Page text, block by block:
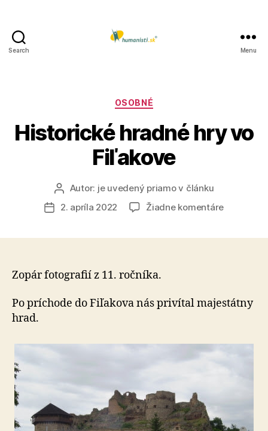
Search Menu
Kategórie
OSOBNÉ
Historické hradné hry vo
Fiľakove
Autor
článku
Autor: je uvedený priamo v článku
Dátum
2. apríla 2022 Žiadne komentárena
Zopár fotografií z 11. ročníka.
Po príchode do Fiľakova nás privítal majestátny
hrad.